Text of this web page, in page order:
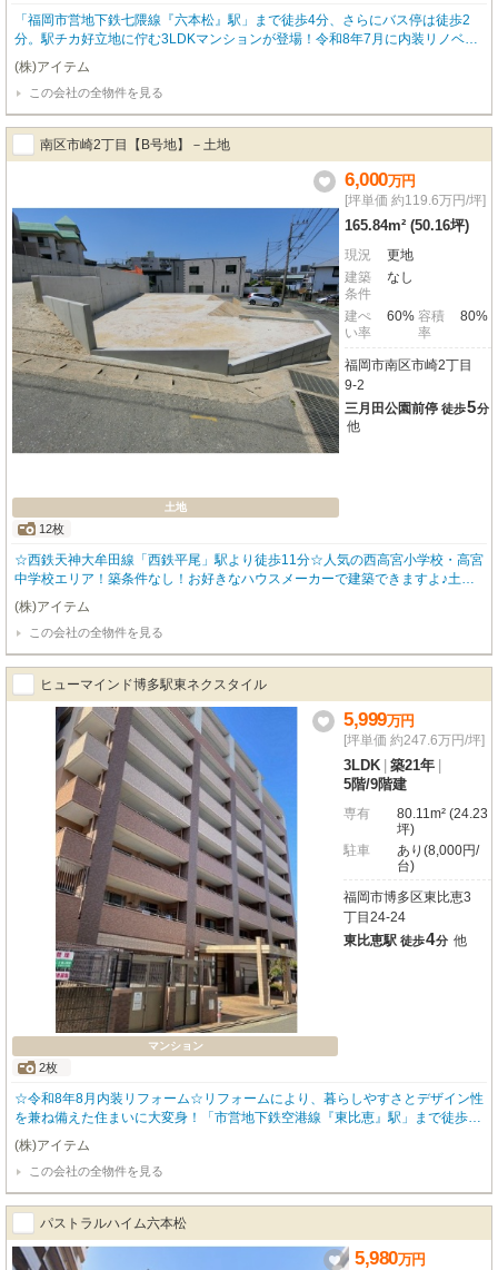
「福岡市営地下鉄七隈線『六本松』駅」まで徒歩4分、さらにバス停は徒歩2
分。駅チカ好立地に佇む3LDKマンションが登場！令和8年7月に内装リノベー
ションが完了。専有面積69.02㎡のゆとりの空間♪8階部分、南西向きのバルコ
ニーからは、福岡の街並みを一望でき、日当り良好な心地よい毎日が待ってい
ます★LDKには新規エアコンが設置され、システムキッチンには食洗機や浄水
器、3口コンロも完備！浴室乾燥機付きバスルームやタンクレストイレ、シャ
ワー付洗面化粧台など、水回り設備も充実◎スーパーやコンビニ、病院、郵便
局、銀行、公園、小学校、中学校も徒歩圏内に揃い、毎日の生活がより豊か
に、便利になること間違いなし♪「ちょっと気になる！」そんなお気持ちの段
(株)アイテム
この会社の全物件を見る
南区市崎2丁目【B号地】－土地
土地
12枚
6,000万円
[坪単価 約119.6万円/坪]
165.84m² (50.16坪)
現況
更地
建築
条件
なし
建ぺ
い率
60% 容積
率
80%
福岡市南区市崎2丁目
9-2
三月田公園前停 徒歩5分
他
☆西鉄天神大牟田線「西鉄平尾」駅より徒歩11分☆人気の西高宮小学校・高宮
中学校エリア！築条件なし！お好きなハウスメーカーで建築できますよ♪土地
面積約50坪♪駐車スペースも2台確保出来ちゃいます♪角地なので、風通しもよ
く解放感があり快適にお過ごしいただけますよ◎近隣にはお買い物施設も充実
していますので、日々のお買い物も楽々♪小・中学校も近く、子育て世代にも
オススメの物件です！詳細・ローンのご相談・お問い合わせお待ちしておりま
す！
(株)アイテム
この会社の全物件を見る
ヒューマインド博多駅東ネクスタイル
マンション
2枚
5,999万円
[坪単価 約247.6万円/坪]
3LDK 築21年
5階/9階建
専有
80.11m² (24.23
坪)
駐車
あり(8,000円/
台)
福岡市博多区東比恵3
丁目24-24
東比恵駅 徒歩4分 他
☆令和8年8月内装リフォーム☆リフォームにより、暮らしやすさとデザイン性
を兼ね備えた住まいに大変身！「市営地下鉄空港線『東比恵』駅」まで徒歩4
分の駅チカ好立地☆三方角部屋で、採光・通風に優れた明るい3LDK。専有面
積は約80㎡とゆったりとしています♪遮音性の高い二重床構造なのも魅力的☆
わんちゃん・ねこちゃんとの暮らしも叶うペット可物件！事務所利用もご相談
いただけますよ☆「ちょっと気になる！」そんなお気持ちの段階からでもお気
軽にお問い合わせください♪
(株)アイテム
この会社の全物件を見る
パストラルハイム六本松
5,980万円